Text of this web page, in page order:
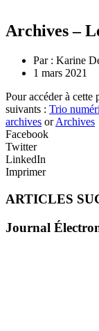
Archives –
Par : Karine
1 mars 2021
Pour accéder à cette
suivants : Trio
archives orArchives
Facebook
Twitter
LinkedIn
Imprimer
ARTICLES
Journal